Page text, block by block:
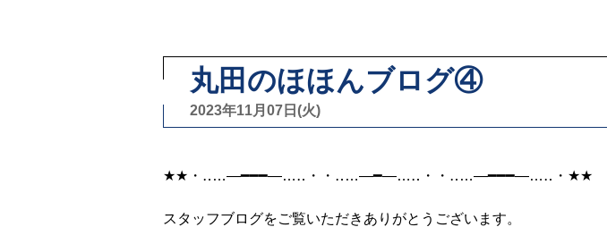
丸田のほほんブログ④
2023年11月07日(火)
★★・‥…―━━━―…‥・・‥…―━―…‥・・‥…―━━━―…‥・★★
スタッフブログをご覧いただきありがとうございます。